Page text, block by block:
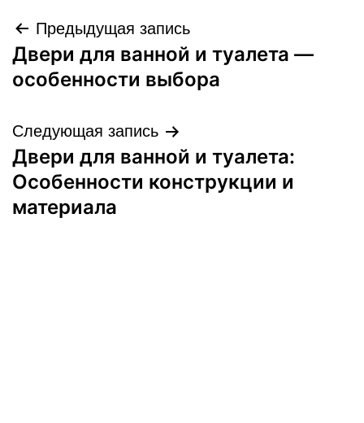
Навигация
по
Предыдущая запись
Двери для ванной и туалета —
особенности выбора
Следующая запись
Двери для ванной и туалета:
Особенности конструкции и
материала